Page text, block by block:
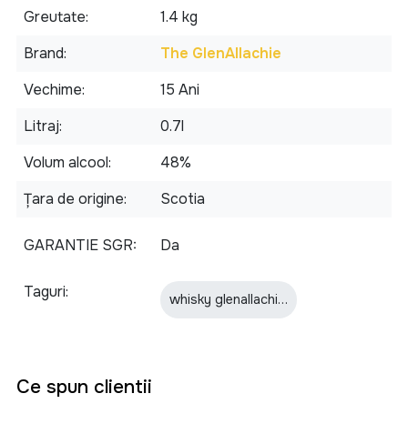
Greutate
1.4 kg
Brand
The GlenAllachie
Vechime
15 Ani
Litraj
0.7l
Volum alcool
48%
Țara de origine
Scotia
GARANTIE SGR Da
Taguri whisky glenallachie white heather 15 ani
Ce spun clientii